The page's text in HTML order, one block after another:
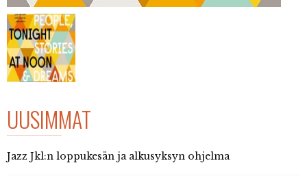
UUSIMMAT
Jazz Jkl:n loppukesän ja alkusyksyn ohjelma